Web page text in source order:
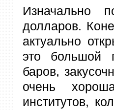
Изначально
долларов.
актуально
это большой
баров,
очень
институтов,